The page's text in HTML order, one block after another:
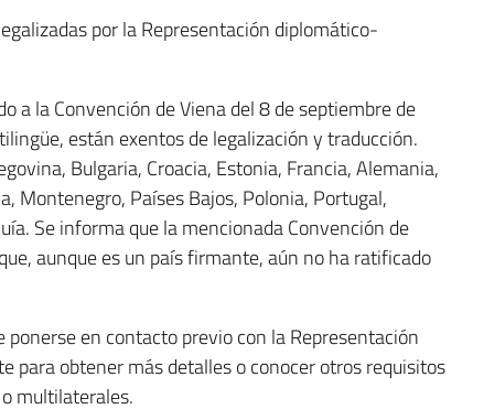
por la Representación diplomático-
a la Convención de Viena del 8 de septiembre de
están exentos de legalización y traducción.
Bulgaria, Croacia, Estonia, Francia, Alemania,
Montenegro, Países Bajos, Polonia, Portugal,
Se informa que la mencionada Convención de
aunque es un país firmante, aún no ha ratificado
en contacto previo con la Representación
obtener más detalles o conocer otros requisitos
multilaterales.